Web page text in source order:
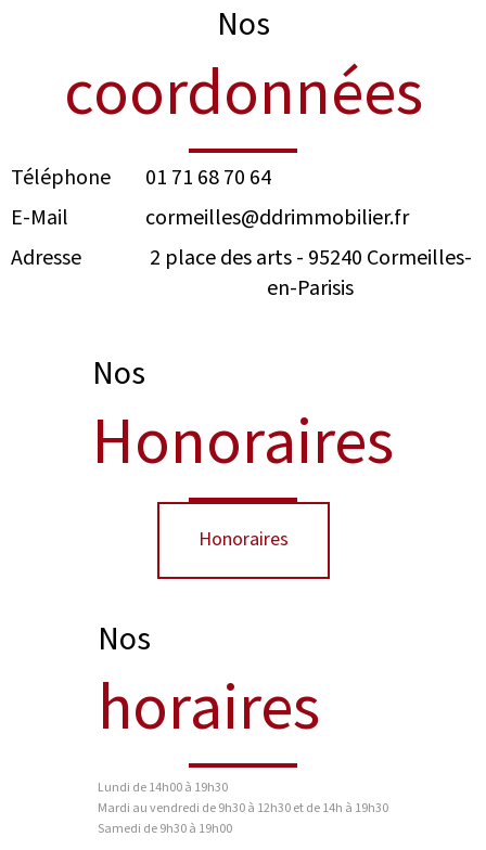
Nos
coordonnées
Téléphone
01 71 68 70 64
E-Mail
cormeilles@ddrimmobilier.fr
Adresse
2 place des arts - 95240 Cormeilles-
en-Parisis
Nos
Honoraires
Honoraires
Nos
horaires
Lundi de14h00 à 19h30
Mardi au vendredi de9h30 à 12h30 et de 14h à 19h30
Samedi de9h30 à 19h00